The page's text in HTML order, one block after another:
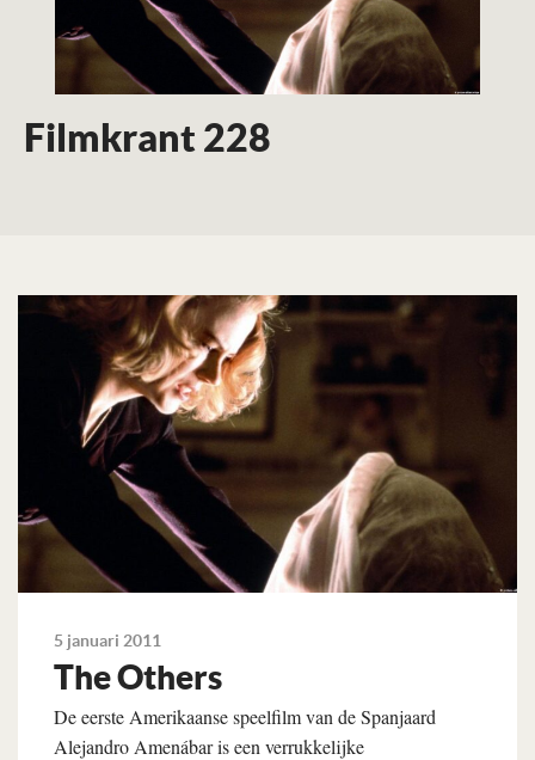
Filmkrant 228
5 januari 2011
The Others
De eerste Amerikaanse speelfilm van de Spanjaard
Alejandro Amenábar is een verrukkelijke